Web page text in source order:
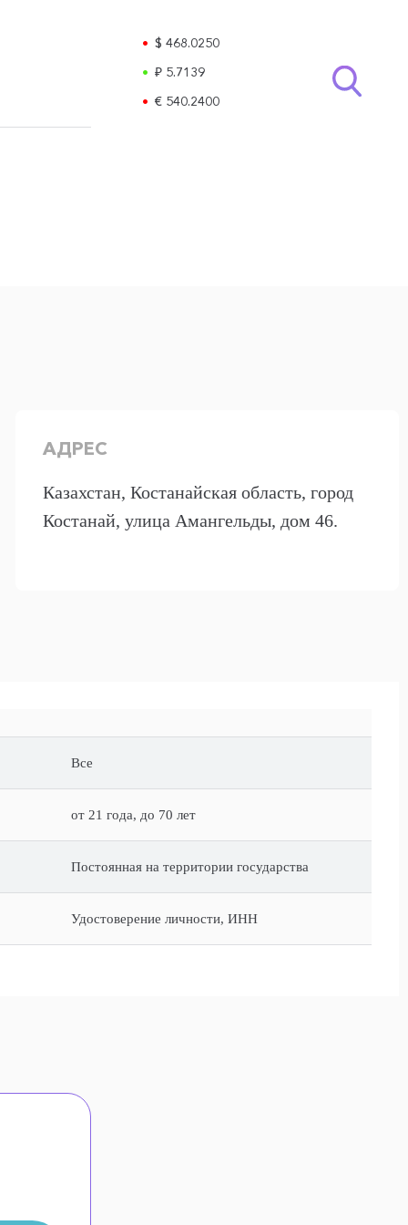
$ 468.0250
₽ 5.7139
€ 540.2400
АДРЕС
Казахстан, Костанайская область, город
Костанай, улица Амангельды, дом 46.
Все
от 21 года, до 70 лет
Постоянная на территории государства
Удостоверение личности, ИНН